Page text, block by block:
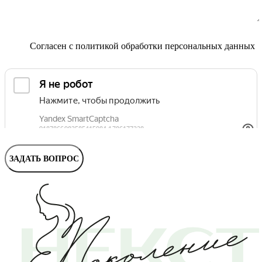
Согласен с политикой обработки персональных данных
ЗАДАТЬ ВОПРОС